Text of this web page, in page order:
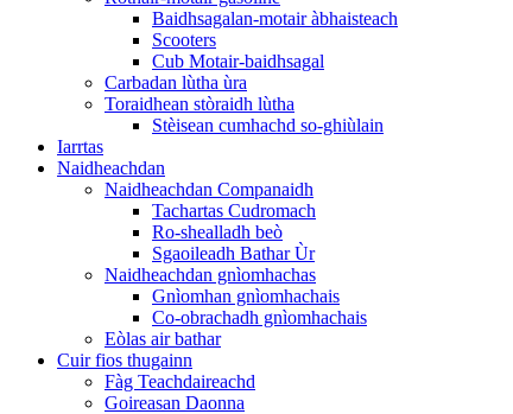
Baidhsagalan-motair àbhaisteach
Scooters
Cub Motair-baidhsagal
Carbadan lùtha ùra
Toraidhean stòraidh lùtha
Stèisean cumhachd so-ghiùlain
Iarrtas
Naidheachdan
Naidheachdan Companaidh
Tachartas Cudromach
Ro-shealladh beò
Sgaoileadh Bathar Ùr
Naidheachdan gnìomhachas
Gnìomhan gnìomhachais
Co-obrachadh gnìomhachais
Eòlas air bathar
Cuir fios thugainn
Fàg Teachdaireachd
Goireasan Daonna